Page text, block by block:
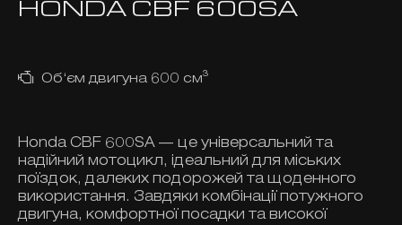
HONDA CBF 600SA
Об‘єм двигуна 600 см³
Honda CBF 600SA — це універсальний та
надійний мотоцикл, ідеальний для міських
поїздок, далеких подорожей та щоденного
використання. Завдяки комбінації потужного
двигуна, комфортної посадки та високої